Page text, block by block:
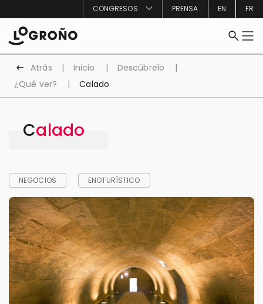
CONGRESOS PRENSA EN FR
Atrás Inicio
Descúbrelo
¿Qué ver?
Calado
Calado
NEGOCIOS ENOTURÍSTICO